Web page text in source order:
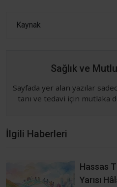
Kaynak
Sağlık ve
Sayfada yer alan yazılar
tanı ve tedavi için mutlaka
İlgili Haberleri
Hassas
Yarısı